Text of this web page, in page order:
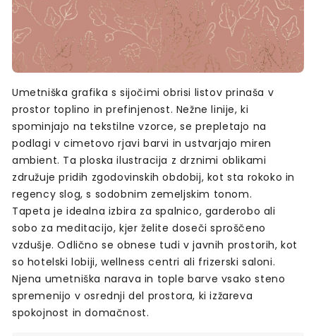
Umetniška grafika s sijočimi obrisi listov prinaša v
prostor toplino in prefinjenost. Nežne linije, ki
spominjajo na tekstilne vzorce, se prepletajo na
podlagi v cimetovo rjavi barvi in ustvarjajo miren
ambient. Ta ploska ilustracija z drznimi oblikami
združuje pridih zgodovinskih obdobij, kot sta rokoko in
regency slog, s sodobnim zemeljskim tonom.
Tapeta je idealna izbira za spalnico, garderobo ali
sobo za meditacijo, kjer želite doseči sproščeno
vzdušje. Odlično se obnese tudi v javnih prostorih, kot
so hotelski lobiji, wellness centri ali frizerski saloni.
Njena umetniška narava in tople barve vsako steno
spremenijo v osrednji del prostora, ki izžareva
spokojnost in domačnost.